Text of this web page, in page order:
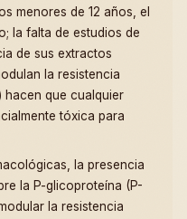
menores de 12 años, el
la falta de estudios de
de sus extractos
la resistencia
hacen que cualquier
tóxica para
la presencia
la P-glicoproteína (P-
la resistencia